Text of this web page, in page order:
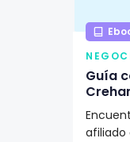
Guía
afiliado